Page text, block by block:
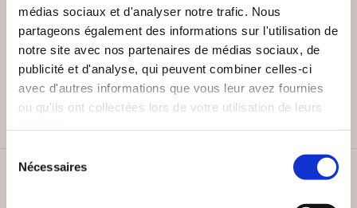
médias sociaux et d'analyser notre trafic. Nous
partageons également des informations sur l'utilisation de
notre site avec nos partenaires de médias sociaux, de
publicité et d'analyse, qui peuvent combiner celles-ci
avec d'autres informations que vous leur avez fournies
ou qu'ils ont collectées lors de votre utilisation de leurs
Nécessaires
PAIEMENT SÉCURISÉ